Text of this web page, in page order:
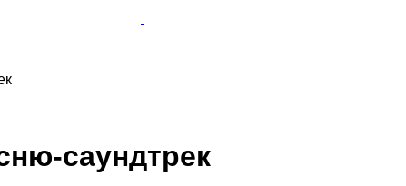
саундтрек